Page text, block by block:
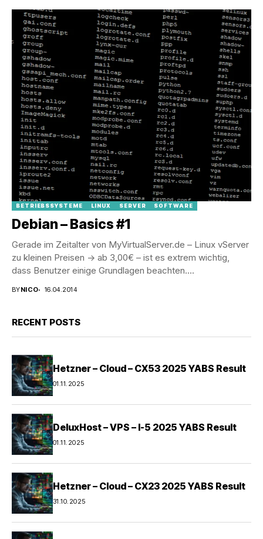
BETRIEBSSYSTEME LINUX SERVER SOFTWARE
Debian – Basics #1
Gerade im Zeitalter von MyVirtualServer.de – Linux vServer
zu kleinen Preisen -> ab 3,00€ – ist es extrem wichtig,
dass Benutzer einige Grundlagen beachten....
BYNICO 16.04.2014
RECENT POSTS
Hetzner – Cloud – CX53 2025 YABS Result
01.11.2025
DeluxHost – VPS – I-5 2025 YABS Result
01.11.2025
Hetzner – Cloud – CX23 2025 YABS Result
31.10.2025